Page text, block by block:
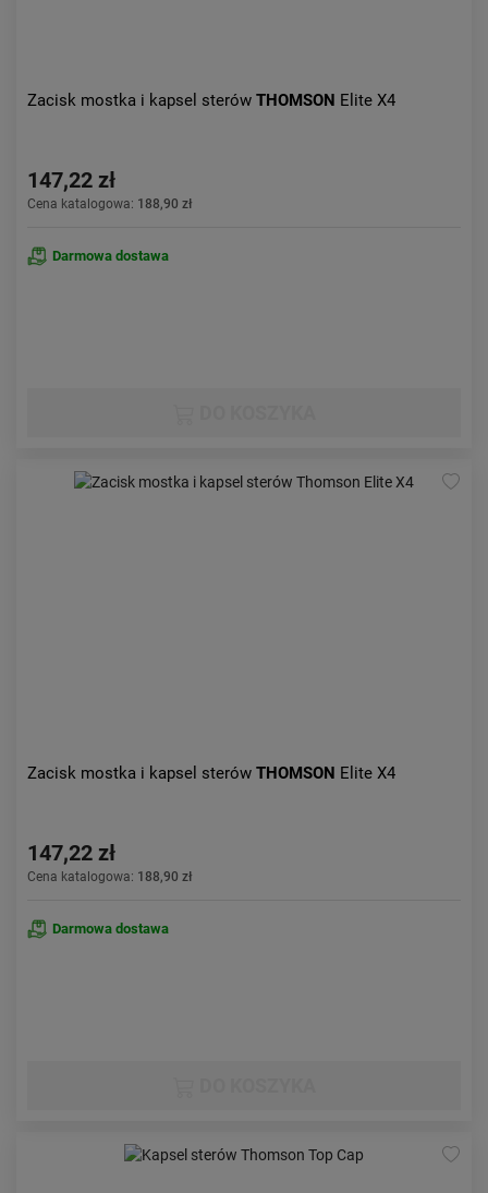
Zacisk mostka i kapsel sterów THOMSON Elite X4
147,22 zł
Cena katalogowa: 188,90 zł
Darmowa dostawa
Zacisk mostka i kapsel sterów THOMSON Elite X4
147,22 zł
Cena katalogowa: 188,90 zł
Darmowa dostawa